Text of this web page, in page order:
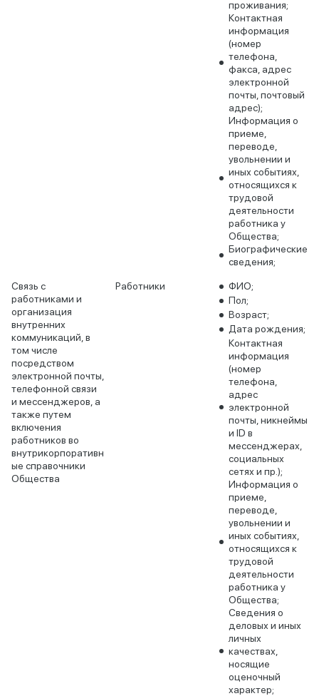
проживания;
Контактная
информация
(номер
телефона,
факса, адрес
электронной
почты, почтовый
адрес);
Информация о
приеме,
переводе,
увольнении и
иных событиях,
относящихся к
трудовой
деятельности
работника у
Общества;
Биографические
сведения;
Связь с
работниками и
организация
внутренних
коммуникаций, в
том числе
посредством
электронной почты,
телефонной связи
и мессенджеров, а
также путем
включения
работников во
внутрикорпоративн
ые справочники
Общества
Работники
ФИО;
Пол;
Возраст;
Дата рождения;
Контактная
информация
(номер
телефона,
адрес
электронной
почты, никнеймы
и ID в
мессенджерах,
социальных
сетях и пр.);
Информация о
приеме,
переводе,
увольнении и
иных событиях,
относящихся к
трудовой
деятельности
работника у
Общества;
Сведения о
деловых и иных
личных
качествах,
носящие
оценочный
характер;